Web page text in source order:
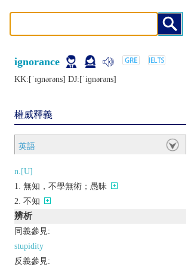
ignorance
KK:[ˈɪɡnǝrǝns] DJ:[ˈiɡnǝrǝns]
權威釋義
英語
n.[U]
無知，不學無術；愚昧
不知
辨析
同義參見:
stupidity
反義參見: